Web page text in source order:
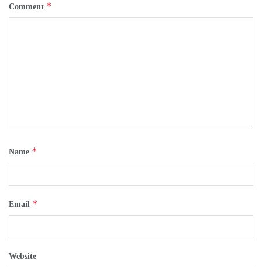
Comment *
Name *
Email *
Website